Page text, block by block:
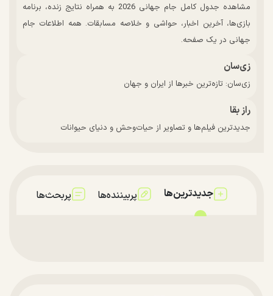
مشاهده جدول کامل جام جهانی 2026 به همراه نتایج زنده، برنامه
بازی‌ها، آخرین اخبار، حواشی و خلاصه مسابقات. همه اطلاعات جام
جهانی در یک صفحه.
زی‌سان
زی‌سان: تازه‌ترین خبرها از ایران و جهان
راز بقا
جدیدترین فیلم‌ها و تصاویر از حیات‌وحش و دنیای حیوانات
جدیدترین‌ها پربیننده‌ها پربحث‌ها